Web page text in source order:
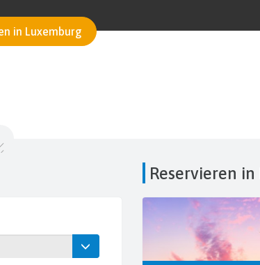
in Luxemburg
Reservieren in